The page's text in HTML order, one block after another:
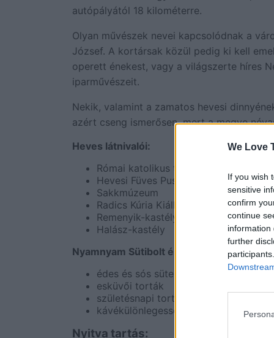
We Love
If you wish
sensitive
confirm
continue
information
further
autópályától 18 kilométerre.
Olyan művészek nevei kapcsolódnak a
József. A kortársak közül pedig ki kell
operett énekest, vagy a világszerte híres
iparművészeit.
Nekik, valamint a zamatos hevesi
azért cseng ismerősen, mert a megye
Heves látnivalói:
Római katolikus templom (részben
Hevesi Füves Puszták Tájvédelmi
Sakkmúzeum
Radics Kúria Kiállítóhely
Remenyik-kastély
Halász-kastély
Nyamnyam Sütibolt és Kávézó kínálat:
édes és sós sütemények
esküvői torták
születésnapi torták
kávékülönlegességek
Nyitva tartás: